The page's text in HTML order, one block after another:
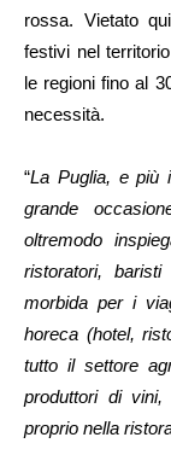
rossa. Vietato
festivi nel
le regioni fino al
necessità.
“La Puglia, e più
grande
oltremodo
ristoratori,
morbida per i
horeca (hotel,
tutto il settore
produttori di
proprio nella